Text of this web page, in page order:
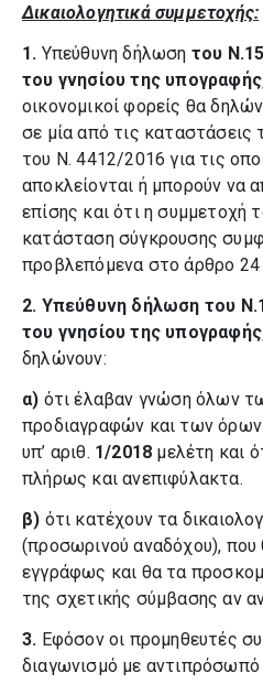
Δικαιολογητικά συμμετοχής:
1. Υπεύθυνη δήλωση του
του γνησίου της
οικονομικοί φορείς θα
σε μία από τις
του Ν. 4412/2016 για τις
αποκλείονται ή μπορούν να
επίσης και ότι η συμμετοχή
κατάσταση σύγκρουσης
προβλεπόμενα στο άρθρο
2. Υπεύθυνη δήλωση του
του γνησίου της
δηλώνουν:
α) ότι έλαβαν γνώση όλων
προδιαγραφών και των
υπ’ αριθ. 1/2018 μελέτη και
πλήρως και ανεπιφύλακτα.
β) ότι κατέχουν τα
(προσωρινού αναδόχου), που
εγγράφως και θα τα
της σχετικής σύμβασης αν
3. Εφόσον οι προμηθευτές
διαγωνισμό με